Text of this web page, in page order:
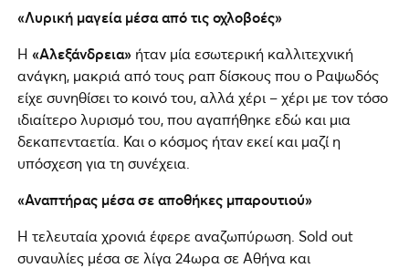
«Λυρική μαγεία μέσα από τις οχλοβοές»
Η «Αλεξάνδρεια» ήταν μία εσωτερική καλλιτεχνική
ανάγκη, μακριά από τους ραπ δίσκους που ο Ραψωδός
είχε συνηθίσει το κοινό του, αλλά χέρι – χέρι με τον τόσο
ιδιαίτερο λυρισμό του, που αγαπήθηκε εδώ και μια
δεκαπενταετία. Και ο κόσμος ήταν εκεί και μαζί η
υπόσχεση για τη συνέχεια.
«Αναπτήρας μέσα σε αποθήκες μπαρουτιού»
Η τελευταία χρονιά έφερε αναζωπύρωση. Sold out
συναυλίες μέσα σε λίγα 24ωρα σε Αθήνα και